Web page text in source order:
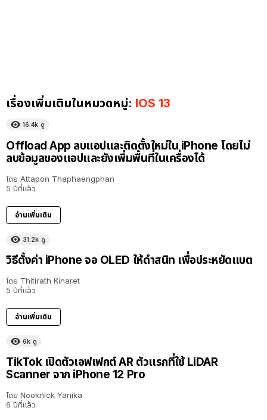
เรื่องเพิ่มเติมในหมวดหมู่: IOS 13
16.4k ดู
Offload App ลบแอปและติดตั้งใหม่ใน iPhone โดยไม่
ลบข้อมูลของแอปและยังเพิ่มพื้นที่ในเครื่องได้
โดย Attapon Thaphaengphan
5 ปีที่แล้ว
อ่านเพิ่มเติม
31.2k ดู
วิธีตั้งค่า iPhone จอ OLED ให้ดำสนิท เพื่อประหยัดแบต
โดย Thitirath Kinaret
5 ปีที่แล้ว
อ่านเพิ่มเติม
6k ดู
TikTok เปิดตัวเอฟเฟกต์ AR ตัวแรกที่ใช้ LiDAR
Scanner จาก iPhone 12 Pro
โดย Nooknick Yanika
6 ปีที่แล้ว